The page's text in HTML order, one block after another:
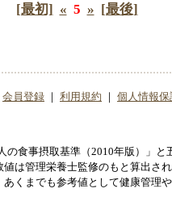
[最初] « 5 » [最後]
会員登録 ｜ 利用規約 ｜ 個人情報保
の食事摂取基準（2010年版）」
値は管理栄養士監修のもと算出さ
あくまでも参考値として健康管理